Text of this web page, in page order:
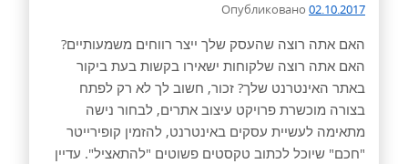
Опубликовано 02.10.2017
האם אתה רוצה שהעסק שלך ייצר רווחים משמעותיים?
האם אתה רוצה שלקוחות ישאירו בקשות בעת ביקור
באתר האינטרנט שלך? זכור, חשוב לך לא רק לפתח
בצורה מוכשרת פרויקט עיצוב אתרים, לבחור נישה
מתאימה לעשיית עסקים באינטרנט, להזמין קופירייטר
"חכם" שיוכל לכתוב טקסטים פשוטים "להתאציל". עדיין